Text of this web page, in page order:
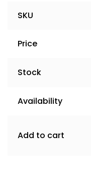
SKU
Price
Stock
Availability
Add to cart